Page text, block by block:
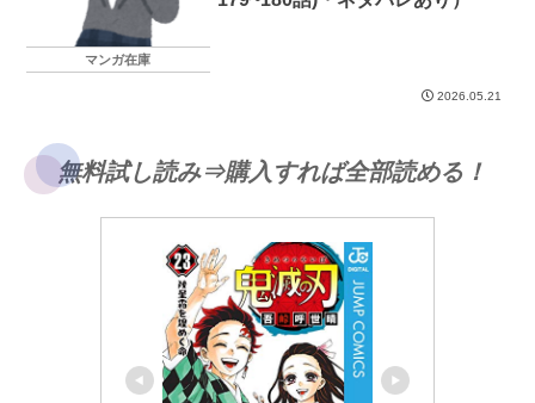
マンガ在庫
2026.05.21
無料試し読み⇒購入すれば全部読める！